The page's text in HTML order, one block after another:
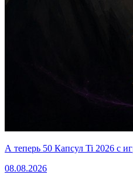
А теперь 50 Капсул Ti 2026 с
08.08.2026